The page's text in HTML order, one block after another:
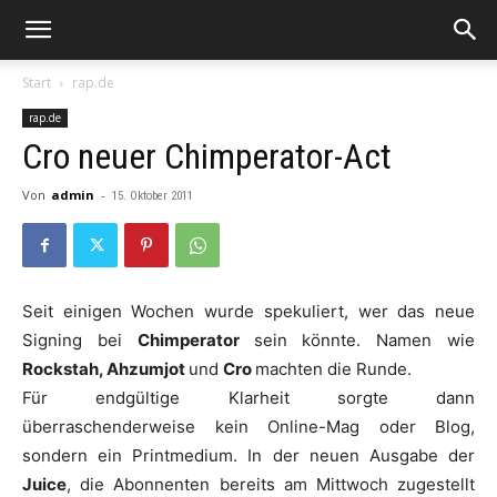
Start rap.de
rap.de
Cro neuer Chimperator-Act
Von admin - 15. Oktober 2011
Seit einigen Wochen wurde spekuliert, wer das neue
Signing bei Chimperator sein könnte. Namen wie
Rockstah,Ahzumjot und Cro machten die Runde.
Für endgültige Klarheit sorgte dann
überraschenderweise kein Online-Mag oder Blog,
sondern ein Printmedium. In der neuen Ausgabe der
Juice, die Abonnenten bereits am Mittwoch zugestellt